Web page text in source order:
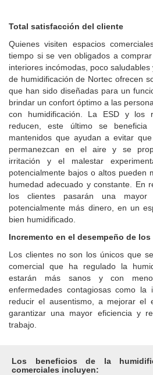
Total satisfacción del cliente
Quienes visiten espacios
tiempo si se ven obligados a
interiores incómodas, poco
de humidificación de Nortec ofrecen
que han sido diseñadas para un
brindar un confort óptimo a las
con humidificación. La ESD y los
reducen, este último se
mantenidos que ayudan a evitar
permanezcan en el aire y se
irritación y el malestar
potencialmente bajos o altos pueden
humedad adecuado y constante. En
los clientes pasarán una
potencialmente más dinero, en un
bien humidificado.
Incremento en el desempeño de los
Los clientes no son los únicos que
comercial que ha regulado la
estarán más sanos y con
enfermedades contagiosas como
reducir el ausentismo, a mejorar el
garantizar una mayor eficiencia y
trabajo.
Los beneficios de la
comerciales incluyen: